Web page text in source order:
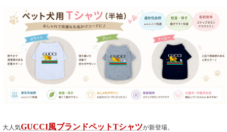
大人気GUCCI風ブランドペットTシャツが新登場。